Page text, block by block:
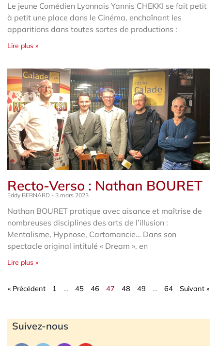
Le jeune Comédien Lyonnais Yannis CHEKKI se fait petit
à petit une place dans le Cinéma, enchaînant les
apparitions dans toutes sortes de productions :
Lire plus »
Recto-Verso : Nathan BOURET
Eddy BERNARD 3 mars 2023
Nathan BOURET pratique avec aisance et maîtrise de
nombreuses disciplines des arts de l’illusion :
Mentalisme, Hypnose, Cartomancie… Dans son
spectacle original intitulé « Dream », en
Lire plus »
« Précédent 1 … 45 46 47 48 49 … 64 Suivant »
Suivez-nous
Archives